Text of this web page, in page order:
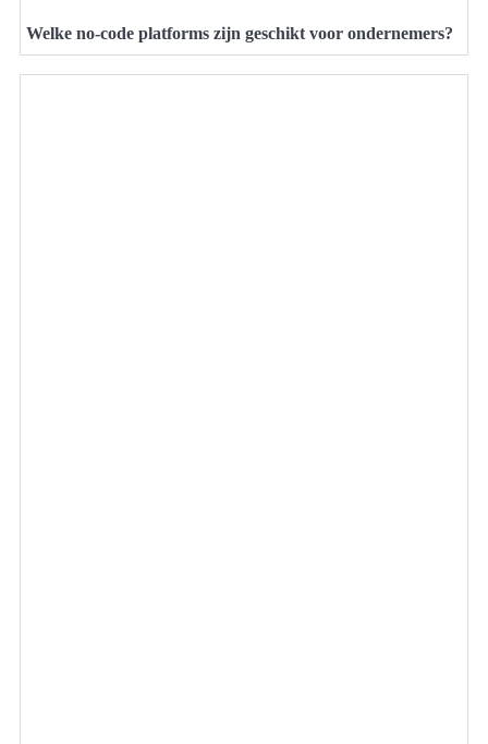
Welke no-code platforms zijn geschikt voor ondernemers?